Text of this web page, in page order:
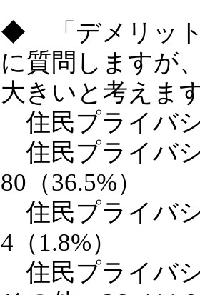
◆ 「デメリット
に質問しますが
大きいと考え
住民プライバ
住民プライバ
80（36.5%）
住民プライバ
4（1.8%）
住民プライバ